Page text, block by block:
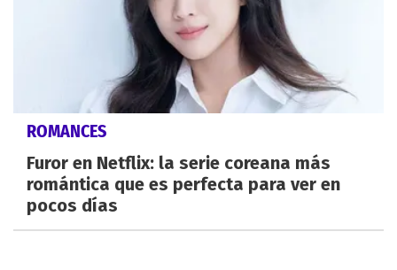
ROMANCES
Furor en Netflix: la serie coreana más
romántica que es perfecta para ver en
pocos días